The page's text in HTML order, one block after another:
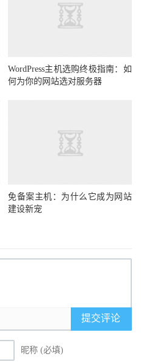
WordPress主机选购终极指南：如
何为你的网站选对服务器
免备案主机：为什么它成为网站
建设新宠
提交评论
昵称 (必填)